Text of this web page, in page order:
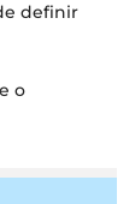
definir
o